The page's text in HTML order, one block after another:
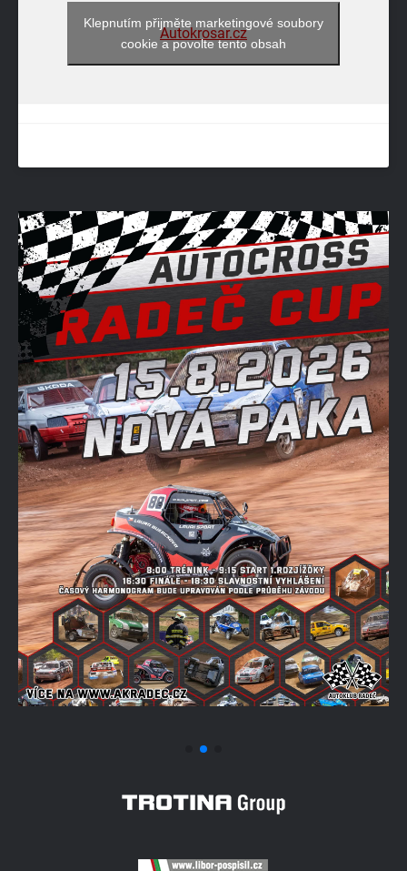
Autokrosar.cz
Klepnutím přijměte marketingové soubory
cookie a povolte tento obsah